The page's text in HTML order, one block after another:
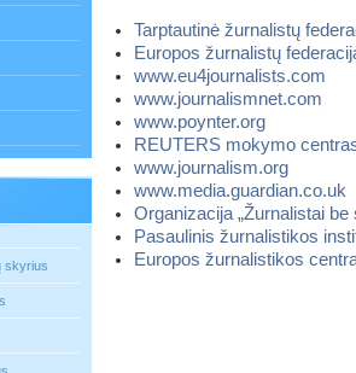
skyrius
Tarptautinė žurnalistų
Europos žurnalistų
www.eu4journalists.com
www.journalismnet.com
www.poynter.org
REUTERS mokymo
www.journalism.org
www.media.guardian.co.uk
Organizacija „Žurnalistai be
Pasaulinis žurnalistikos
Europos žurnalistikos